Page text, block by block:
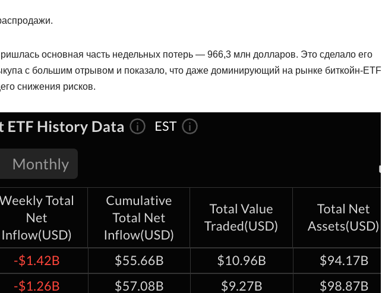
основная часть недельных потерь — 966,3 млн долларов. Это сделало его
с большим отрывом и показало, что даже доминирующий на рынке биткойн-ETF
снижения рисков.